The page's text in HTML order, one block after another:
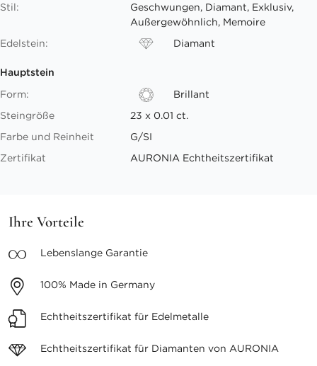
Stil:
Geschwungen, Diamant, Exklusiv,
Außergewöhnlich, Memoire
Edelstein:
Diamant
Hauptstein
Form:
Brillant
Steingröße
23 x 0.01 ct.
Farbe und Reinheit
G/SI
Zertifikat
AURONIA Echtheitszertifikat
Ihre Vorteile
Lebenslange Garantie
100% Made in Germany
Echtheitszertifikat für Edelmetalle
Echtheitszertifikat für Diamanten von AURONIA